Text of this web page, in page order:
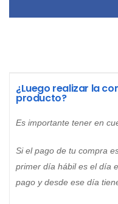
¿Luego realizar la
producto?
Es importante tener en
Si el pago de tu compra
primer día hábil es el día
pago y desde ese día